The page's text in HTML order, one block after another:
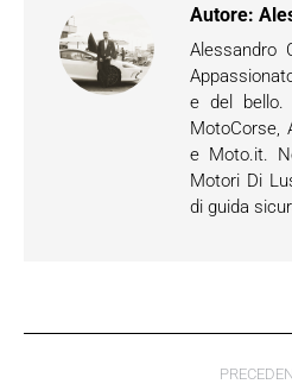
Autore:
Alessandro
e del
MotoCorse,
e Moto.it.
Motori Di
di guida